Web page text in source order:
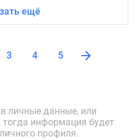
ещё
3 4 5
личные данные, или
, тогда информация будет
профиля.